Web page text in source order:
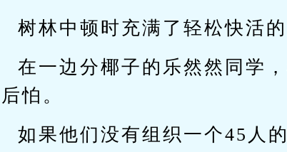
树林中顿时充满了轻松快活的
在一边分椰子的乐然然同学
怕。
如果他们没有组织一个45人